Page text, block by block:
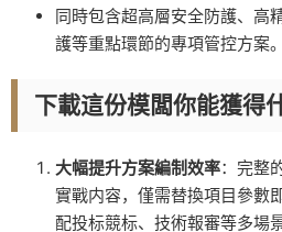
同時包含超高層安全防護、高
護等重點環節的專項管控方案。
下載這份模闆你能獲得
大幅提升方案編制效率：完整
實戰内容，僅需替換項目參數
配投标競标、技術報審等多場景